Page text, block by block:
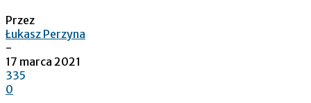
Przez
Łukasz Perzyna
-
17 marca 2021
335
0